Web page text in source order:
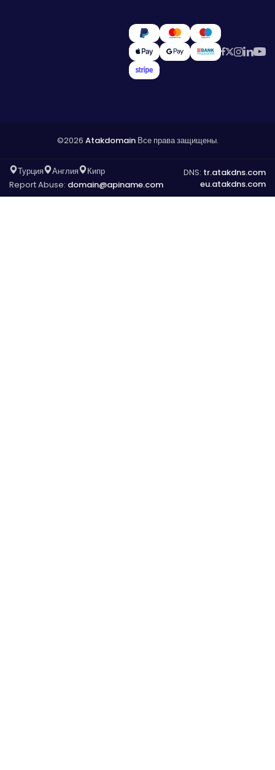
©2026 AtakdomainВсе права защищены.
Турция Англия
Кипр
Report Abuse: domain@apiname.com
DNS: tr.atakdns.com
eu.atakdns.com